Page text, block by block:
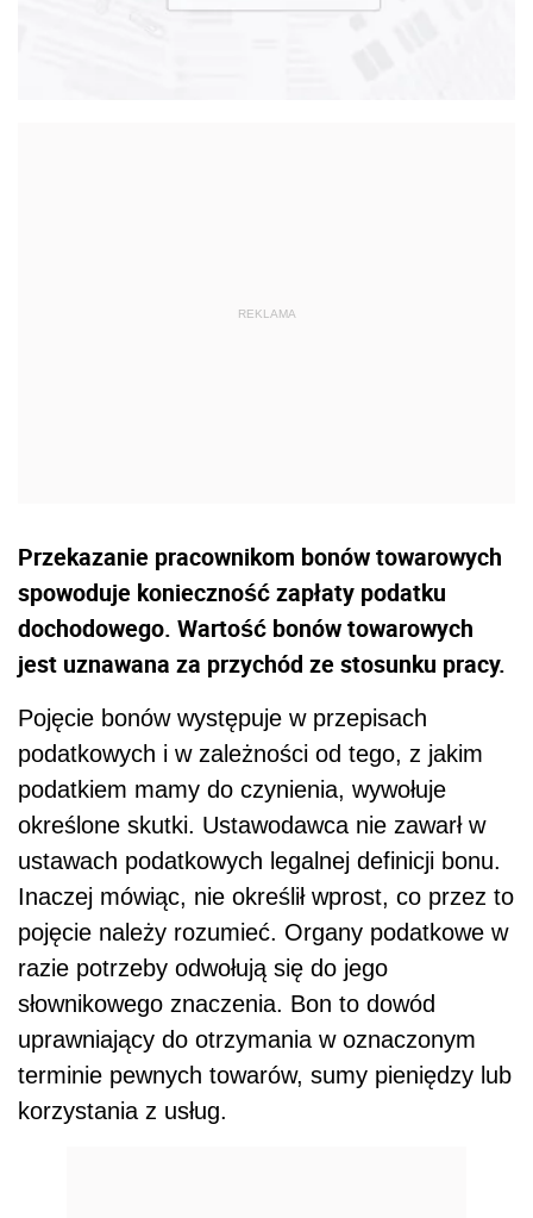
Przekazanie pracownikom bonów towarowych
spowoduje konieczność zapłaty podatku
dochodowego. Wartość bonów towarowych
jest uznawana za przychód ze stosunku pracy.
Pojęcie bonów występuje w przepisach
podatkowych i w zależności od tego, z jakim
podatkiem mamy do czynienia, wywołuje
określone skutki. Ustawodawca nie zawarł w
ustawach podatkowych legalnej definicji bonu.
Inaczej mówiąc, nie określił wprost, co przez to
pojęcie należy rozumieć. Organy podatkowe w
razie potrzeby odwołują się do jego
słownikowego znaczenia. Bon to dowód
uprawniający do otrzymania w oznaczonym
terminie pewnych towarów, sumy pieniędzy lub
korzystania z usług.